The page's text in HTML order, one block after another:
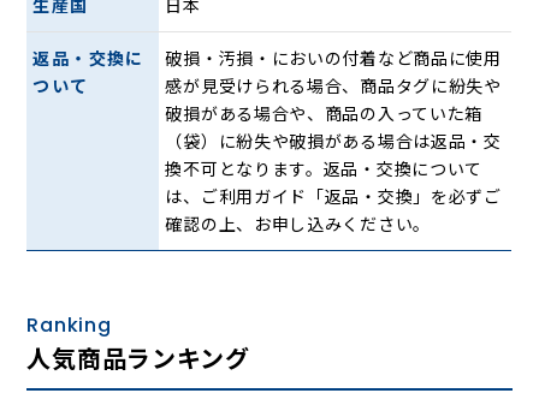
１．ふたり川
２．おんな
３．雨夜酒
４．こころ酒
６．女泣川（おなきがわ）
７．花のワルツ
返品・交換に
ついて
破損・汚損・においの付着など商品に使用
感が見受けられる場合、商品タグに紛失や
破損がある場合や、商品の入っていた箱
（袋）に紛失や破損がある場合は返品・交
換不可となります。返品・交換について
は、ご利用ガイド「返品・交換」を必ずご
確認の上、お申し込みください。
Ranking
人気商品ランキング